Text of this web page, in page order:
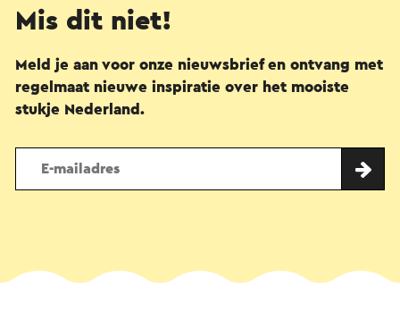
Mis dit niet!
Meld je aan voor onze nieuwsbrief en ontvang met
regelmaat nieuwe inspiratie over het mooiste
stukje Nederland.